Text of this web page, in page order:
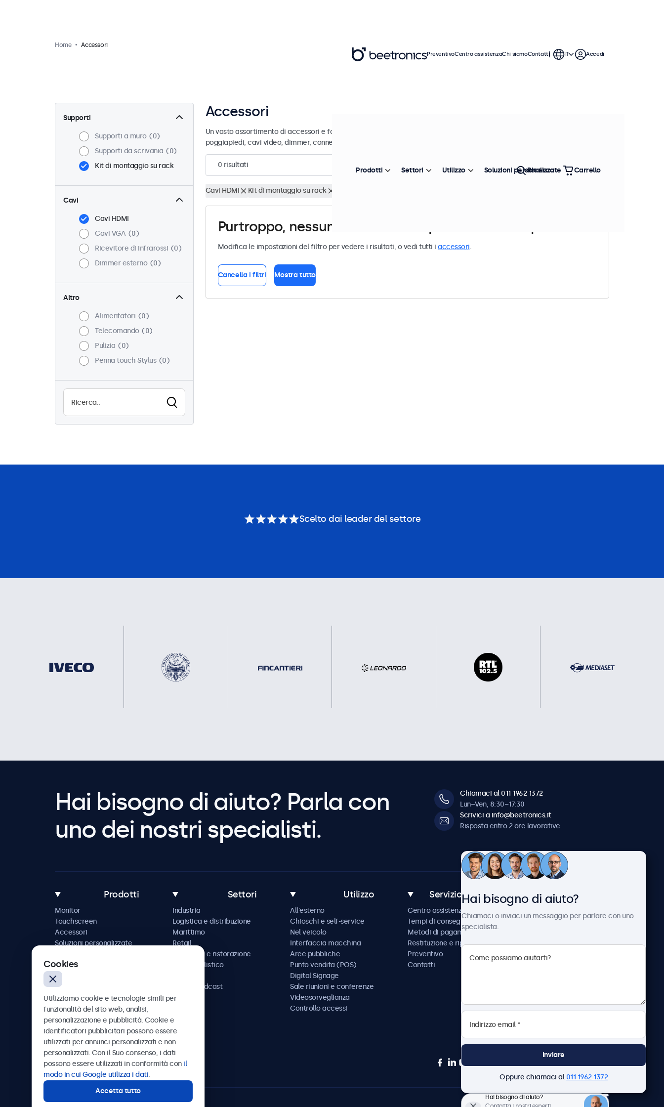
Home Accessori
Supporti
Supporti a muro
0
Supporti da scrivania
0
Kit di montaggio su rack
Cavi
Cavi HDMI
Cavi VGA
0
Ricevitore di infrarossi
0
Dimmer esterno
0
Altro
Alimentatori
0
Telecomando
0
Pulizia
0
Penna touch Stylus
0
Accessori
Un vasto assortimento di accessori e forniture professionali per i suoi display Beetronics. Staffe a parete,
poggiapiedi, cavi video, dimmer, connettori e altro ancora.
0 risultati Più venduto
Cavi HDMI Kit di montaggio su rack
Purtroppo, nessun monitor corrisponde ai filtri impostati.
Modifica le impostazioni del filtro per vedere i risultati, o vedi tutti i accessori.
Cancella i filtri Mostra tutto
PreventivoCentro assistenzaChi siamoContatti IT Accedi
Prodotti Settori Utilizzo Soluzioni personalizzate
Ricerca Carrello
Scelto dai leader del settore
Hai bisogno di aiuto? Parla con
uno dei nostri specialisti.
Chiamaci al 011 1962 1372
Lun–Ven, 8:30–17:30
Scrivici a info@beetronics.it
Risposta entro 2 ore lavorative
Prodotti
Monitor
Touchscreen
Accessori
Soluzioni personalizzate
Settori
Industria
Logistica e distribuzione
Marittimo
Retail
Ospitalità e ristorazione
Automobilistico
AV e broadcast
Sanità
Utilizzo
All'esterno
Chioschi e self-service
Nel veicolo
Interfaccia macchina
Aree pubbliche
Punto vendita (POS)
Digital Signage
Sale riunioni e conferenze
Videosorveglianza
Controllo accessi
Servizio Clienti
Centro assistenza
Tempi di consegna
Metodi di pagamento
Restituzione e riparazione
Preventivo
Contatti
Chi siamo
Notizie e aggiornamenti
Beetronics
Lavora con noi
Beetronics
Via Confienza, 10, 10121 Torino, Italia
Italiano
Hai bisogno di aiuto?
Chiamaci o inviaci un messaggio per parlare con uno
specialista.
Inviare
Oppure chiamaci al 011 1962 1372
Hai bisogno di aiuto?
Cookies
Utilizziamo cookie e tecnologie simili per
funzionalità del sito web, analisi,
personalizzazione e pubblicità. Cookie e
identificatori pubblicitari possono essere
utilizzati per annunci personalizzati e non
personalizzati. Con il Suo consenso, i dati
possono essere utilizzati in conformità con il
modo in cui Google utilizza i dati.
Accetta tutto